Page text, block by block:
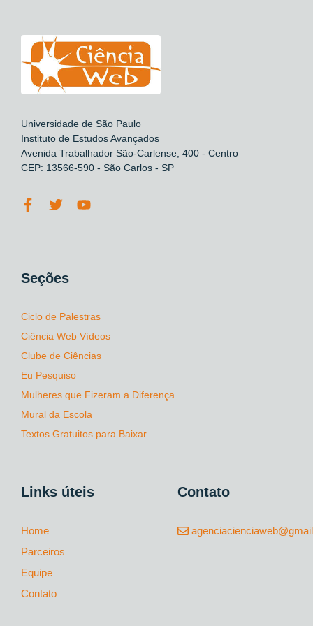
Universidade de São Paulo
Instituto de Estudos Avançados
Avenida Trabalhador São-Carlense, 400 - Centro
CEP: 13566-590 - São Carlos - SP
Seções
Ciclo de Palestras
Ciência Web Vídeos
Clube de Ciências
Eu Pesquiso
Mulheres que Fizeram a Diferença
Mural da Escola
Textos Gratuitos para Baixar
Links úteis
Home
Parceiros
Equipe
Contato
Contato